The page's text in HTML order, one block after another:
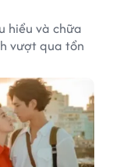
hiểu và chữa
vượt qua tổn